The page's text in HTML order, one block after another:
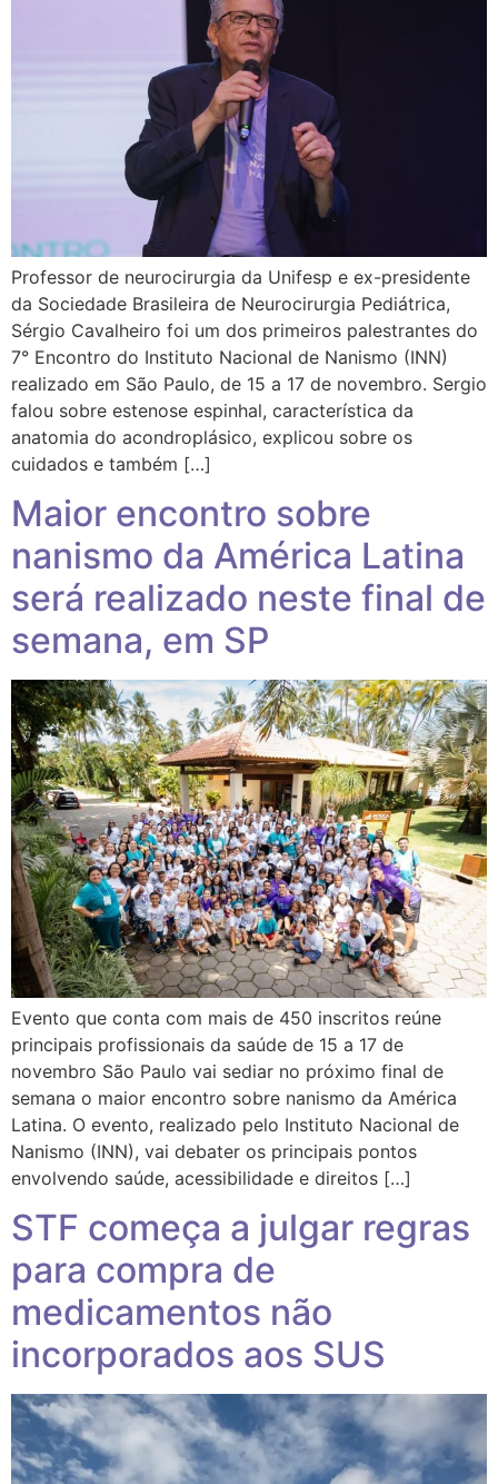
Professor de neurocirurgia da Unifesp e ex-presidente
da Sociedade Brasileira de Neurocirurgia Pediátrica,
Sérgio Cavalheiro foi um dos primeiros palestrantes do
7° Encontro do Instituto Nacional de Nanismo (INN)
realizado em São Paulo, de 15 a 17 de novembro. Sergio
falou sobre estenose espinhal, característica da
anatomia do acondroplásico, explicou sobre os
cuidados e também […]
Maior encontro sobre
nanismo da América Latina
será realizado neste final de
semana, em SP
Evento que conta com mais de 450 inscritos reúne
principais profissionais da saúde de 15 a 17 de
novembro São Paulo vai sediar no próximo final de
semana o maior encontro sobre nanismo da América
Latina. O evento, realizado pelo Instituto Nacional de
Nanismo (INN), vai debater os principais pontos
envolvendo saúde, acessibilidade e direitos […]
STF começa a julgar regras
para compra de
medicamentos não
incorporados aos SUS